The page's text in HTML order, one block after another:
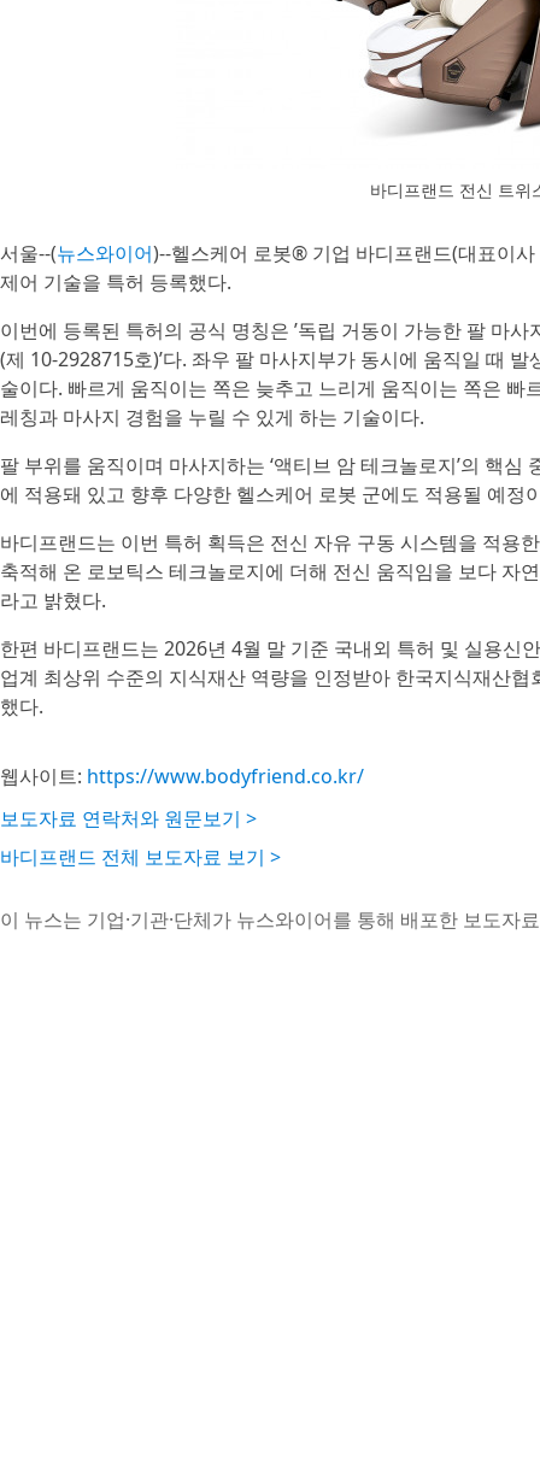
바디프랜드 전신 트위
서울--(뉴스와이어)--헬스케어 로봇® 기업 바디프랜드(대표이
제어 기술을 특허 등록했다.
이번에 등록된 특허의 공식 명칭은 ’독립 거동이 가능한 팔 마
(제 10-2928715호)’다. 좌우 팔 마사지부가 동시에 움직일 때
술이다. 빠르게 움직이는 쪽은 늦추고 느리게 움직이는 쪽은
레칭과 마사지 경험을 누릴 수 있게 하는 기술이다.
팔 부위를 움직이며 마사지하는 ‘액티브 암 테크놀로지’의 핵
에 적용돼 있고 향후 다양한 헬스케어 로봇 군에도 적용될 예정
바디프랜드는 이번 특허 획득은 전신 자유 구동 시스템을 적용
축적해 온 로보틱스 테크놀로지에 더해 전신 움직임을 보다 자
라고 밝혔다.
한편 바디프랜드는 2026년 4월 말 기준 국내외 특허 및 실용신
업계 최상위 수준의 지식재산 역량을 인정받아 한국지식재산
했다.
웹사이트: https://www.bodyfriend.co.kr/
보도자료 연락처와 원문보기 >
바디프랜드 전체 보도자료 보기 >
이 뉴스는 기업·기관·단체가 뉴스와이어를 통해 배포한 보도자